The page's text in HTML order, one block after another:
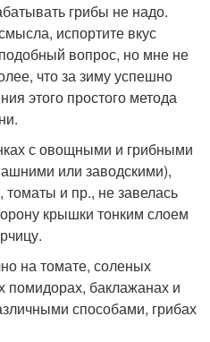
грибы не надо.
испортите вкус
вопрос, но мне не
что за зиму успешно
этого простого метода
с овощными и грибными
или заводскими),
и пр., не завелась
крышки тонким слоем
на томате, соленых
помидорах, баклажанах и
способами, грибах